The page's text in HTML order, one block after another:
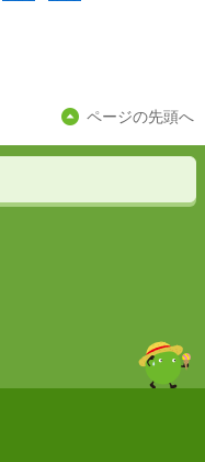
ページの先頭へ